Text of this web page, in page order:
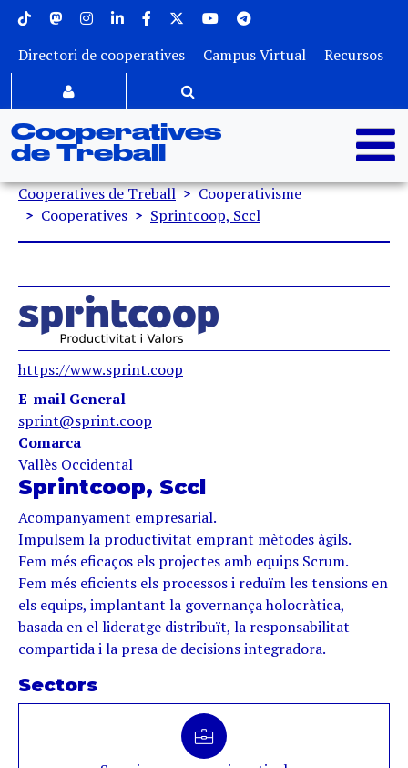
Vés al contingut
Menu superior
Directori de cooperatives Campus Virtual Recursos
Cooperatives
de Treball
Fil d'ariadna
Cooperatives de Treball
Cooperativisme
Cooperatives
Sprintcoop, Sccl
https://www.sprint.coop
E-mail General
sprint@sprint.coop
Comarca
Vallès Occidental
Sprintcoop, Sccl
Acompanyament empresarial.
Impulsem la productivitat emprant mètodes àgils.
Fem més eficaços els projectes amb equips Scrum.
Fem més eficients els processos i reduïm les tensions en
els equips, implantant la governança holocràtica,
basada en el lideratge distribuït, la responsabilitat
compartida i la presa de decisions integradora.
Sectors